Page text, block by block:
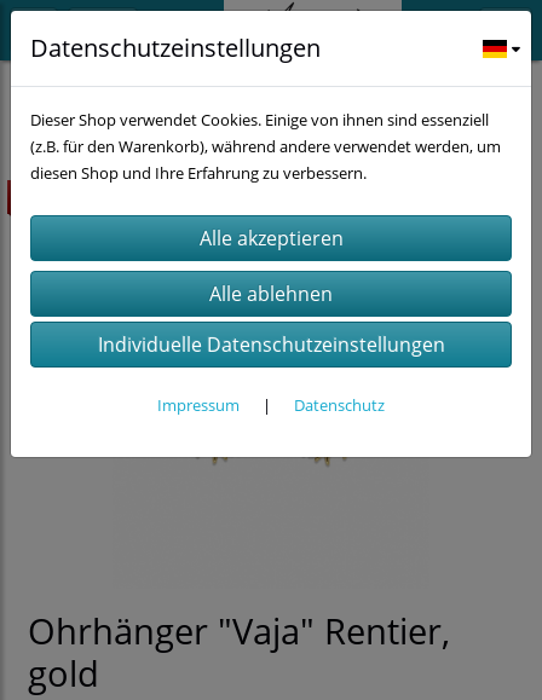
Schmuck Ohrhänger
Ohrhänger "Vaja" Rentier,
gold
Datenschutzeinstellungen
Dieser Shop verwendet Cookies. Einige von ihnen sind essenziell
(z.B. für den Warenkorb), während andere verwendet werden, um
diesen Shop und Ihre Erfahrung zu verbessern.
Individuelle Datenschutzeinstellungen
Impressum | Datenschutz